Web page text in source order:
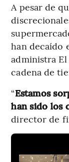
A pesar de
han decaído
administra
cadena de
“Estamos
han sido los
director de